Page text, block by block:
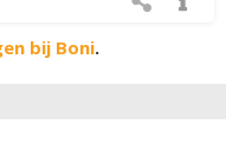
bij Boni.